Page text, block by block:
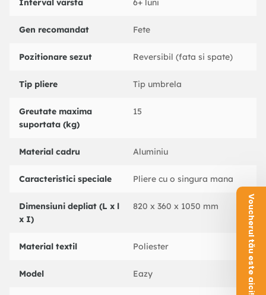
linistite, stiind ca copilul tau este intr-un mediu sigur si
Adancime 82 cm Greutate 4.7 kg
Interval varsta 6+ luni
Gen recomandat Fete
Pozitionare sezut Reversibil (fata si spate)
Tip pliere Tip umbrela
Greutate maxima
suportata (kg)
15
Material cadru Aluminiu
Caracteristici speciale Pliere cu o singura mana
Dimensiuni depliat (L x l
x I)
820 x 360 x 1050 mm
Material textil Poliester
Model Eazy Voucherul tău este aici!